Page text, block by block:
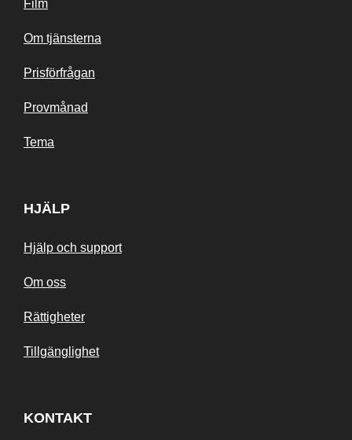
Film
Om tjänsterna
Prisförfrågan
Provmånad
Tema
HJÄLP
Hjälp och support
Om oss
Rättigheter
Tillgänglighet
KONTAKT